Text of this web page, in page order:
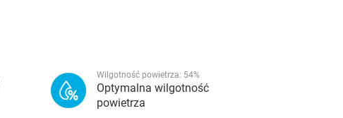
Wilgotność powietrza: 54%
Optymalna wilgotność
powietrza